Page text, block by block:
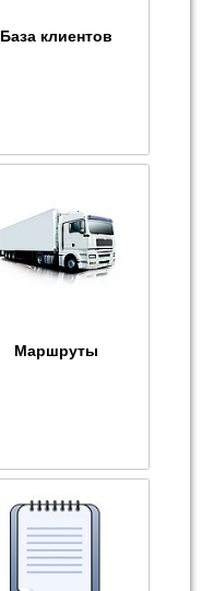
База клиентов
Маршруты